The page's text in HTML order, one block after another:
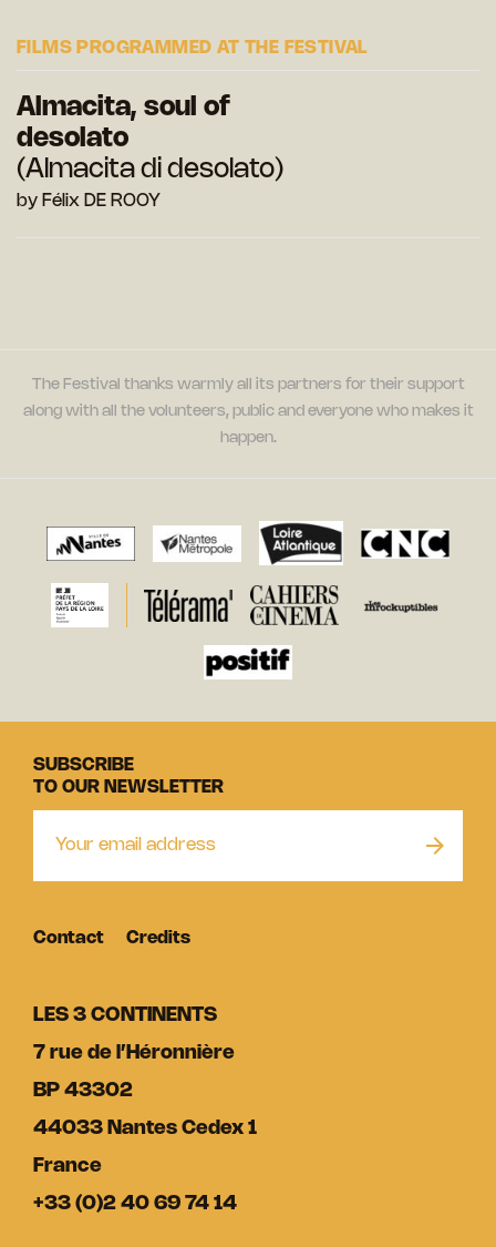
FILMS PROGRAMMED AT THE FESTIVAL
Almacita, soul of
desolato
(Almacita di desolato)
by Félix DE ROOY
The Festival thanks warmly all its partners for their support
along with all the volunteers, public and everyone who makes it
happen.
LES 3 CONTINENTS
7 rue de l’Héronnière
BP 43302
44033 Nantes Cedex 1
France
+33 (0)2 40 69 74 14
SUBSCRIBE
TO OUR NEWSLETTER
Contact Credits